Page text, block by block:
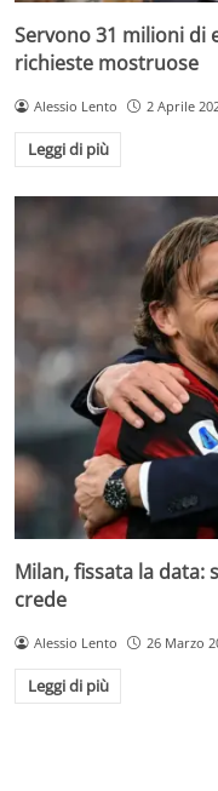
Servono 31 milioni di
richieste mostruose
Alessio Lento 2 Aprile
Leggi di più
Milan, fissata la data:
crede
Alessio Lento 26 Marzo
Leggi di più